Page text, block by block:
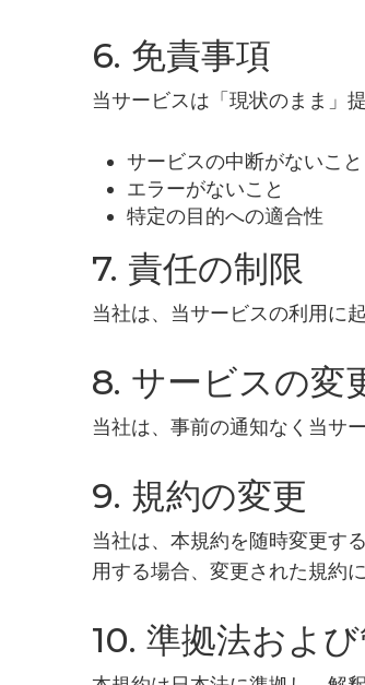
6. 免責事項
当サービスは「現状のまま」
サービスの中断がないこと
エラーがないこと
特定の目的への適合性
7. 責任の制限
当社は、当サービスの利用に
8. サービスの変
当社は、事前の通知なく当サ
9. 規約の変更
当社は、本規約を随時変更す
用する場合、変更された規約
10. 準拠法およ